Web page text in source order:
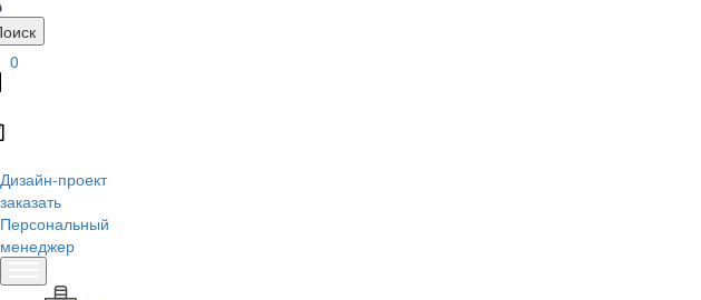
0
Дизайн-проект
заказать
Персональный
менеджер